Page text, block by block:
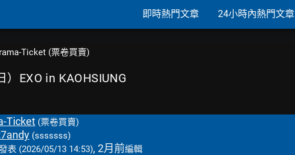
即時熱門文章 24小時內熱門文章
Ticket (票卷買賣)
）EXO in KAOHSIUNG
Ticket (票卷買賣)
(sssssss)
表 (2026/05/13 14:53), 2月前編輯